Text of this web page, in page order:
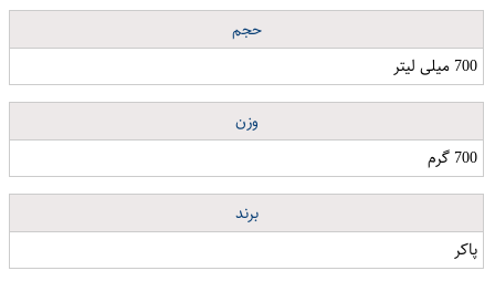
حجم
700 میلی لیتر
وزن
700 گرم
برند
پاکر